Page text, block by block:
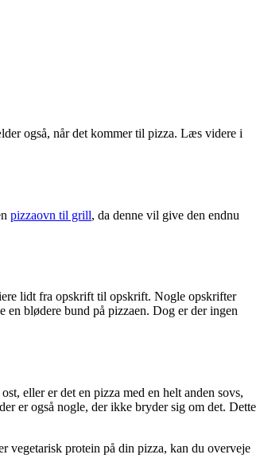
også, når det kommer til pizza. Læs videre i
pizzaovn til grill, da denne vil give den endnu
lidt fra opskrift til opskrift. Nogle opskrifter
blødere bund på pizzaen. Dog er der ingen
eller er det en pizza med en helt anden sovs,
er også nogle, der ikke bryder sig om det. Dette
vegetarisk protein på din pizza, kan du overveje